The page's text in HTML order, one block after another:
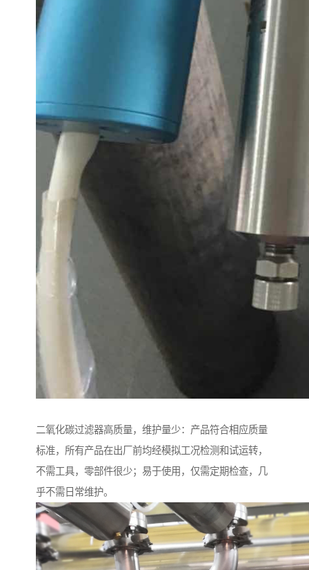
二氧化碳过滤器高质量，维护量少：产品符合相应质量
标准，所有产品在出厂前均经模拟工况检测和试运转，
不需工具，零部件很少；易于使用，仅需定期检查，几
乎不需日常维护。